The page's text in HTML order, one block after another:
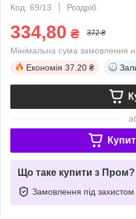
Код: 69/13
Роздріб
334,80 ₴ 372 ₴
Мінімальна сума замовлення
Економія 37.20 ₴
Що таке купити з Пром?
Замовлення під захистом